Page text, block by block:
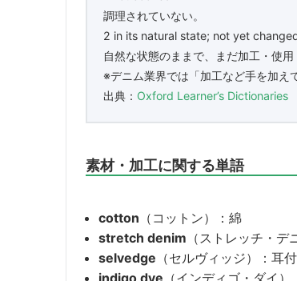
調理されていない。
2 in its natural state; not yet
自然な状態のままで、まだ加工・使用
※デニム業界では「加工など手を加え
出典： Oxford Learner’s Dictionaries
素材・加工に関する単語
cotton （コットン）：綿
stretch denim （ストレッチ・
selvedge （セルヴィッジ）：耳
indigo dye （インディゴ・ダイ